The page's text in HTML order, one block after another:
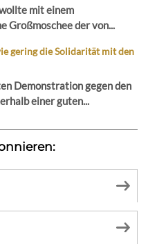
mit einem
Großmoschee der von...
gering die Solidarität mit den
Demonstration gegen den
einer guten...